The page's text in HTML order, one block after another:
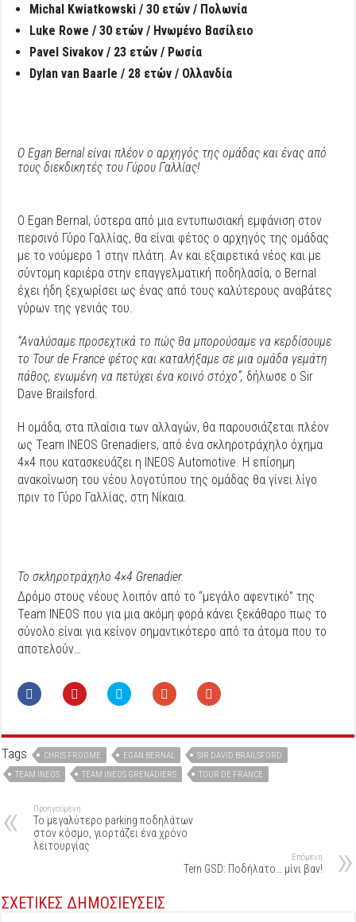
Michal Kwiatkowski / 30 ετών / Πολωνία
Luke Rowe / 30 ετών / Ηνωμένο Βασίλειο
Pavel Sivakov / 23 ετών / Ρωσία
Dylan van Baarle / 28 ετών / Ολλανδία
Ο Εgan Bernal είναι πλέον ο αρχηγός της ομάδας και ένας από
τους διεκδικητές του Γύρου Γαλλίας!
Ο Egan Bernal, ύστερα από μια εντυπωσιακή εμφάνιση στον
περσινό Γύρο Γαλλίας, θα είναι φέτος ο αρχηγός της ομάδας
με το νούμερο 1 στην πλάτη. Αν και εξαιρετικά νέος και με
σύντομη καριέρα στην επαγγελματική ποδηλασία, ο Bernal
έχει ήδη ξεχωρίσει ως ένας από τους καλύτερους αναβάτες
γύρων της γενιάς του.
“Αναλύσαμε προσεχτικά το πώς θα μπορούσαμε να κερδίσουμε
το Tour de France φέτος και καταλήξαμε σε μια ομάδα γεμάτη
πάθος, ενωμένη να πετύχει ένα κοινό στόχο”, δήλωσε ο Sir
Dave Brailsford.
H ομάδα, στα πλαίσια των αλλαγών, θα παρουσιάζεται πλέον
ως Team INEOS Grenadiers, από ένα σκληροτράχηλο όχημα
4×4 που κατασκευάζει η INEOS Automotive. Η επίσημη
ανακοίνωση του νέου λογοτύπου της ομάδας θα γίνει λίγο
πριν το Γύρο Γαλλίας, στη Νίκαια.
Το σκληροτράχηλο 4×4 Grenadier.
Δρόμο στους νέους λοιπόν από το “μεγάλο αφεντικό” της
Team INEOS που για μια ακόμη φορά κάνει ξεκάθαρο πως το
σύνολο είναι για κείνον σημαντικότερο από τα άτομα που το
αποτελούν…
Tags CHRIS FROOME EGAN BERNAL
SIR DAVID BRAILSFORD
TEAM INEOS
TEAM INEOS GRENADIERS TOUR DE FRANCE
Προηγούμενη
Το μεγαλύτερο parking ποδηλάτων
στον κόσμο, γιορτάζει ένα χρόνο
λειτουργίας
Επόμενη
Tern GSD: Ποδήλατο… μίνι βαν!
ΣΧΕΤΙΚΕΣ ΔΗΜΟΣΙΕΥΣΕΙΣ